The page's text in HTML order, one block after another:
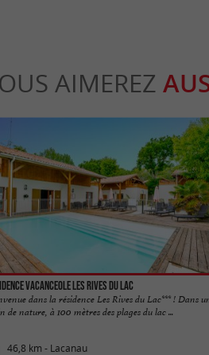
AIMEREZ
Vacanceole les Rives du Lac
dans la résidence Les Rives du Lac*** ! Dans
de nature, à 100 mètres des plages du lac ...
46,8 km - Lacanau